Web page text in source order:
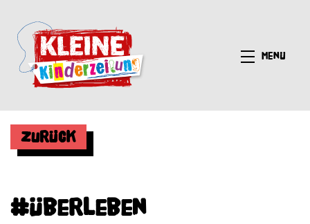
Menü
Zurück
#Überleben